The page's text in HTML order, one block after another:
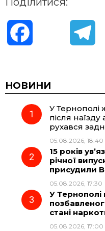
c
e
o
k
e
r
a
m
НОВИНИ
У Тернополі
після
рухався
05.08.2026, 18:40
15 років
річної
присудили
05.08.2026, 17:30
У Тернополі
стані
05.08.2026, 17:00